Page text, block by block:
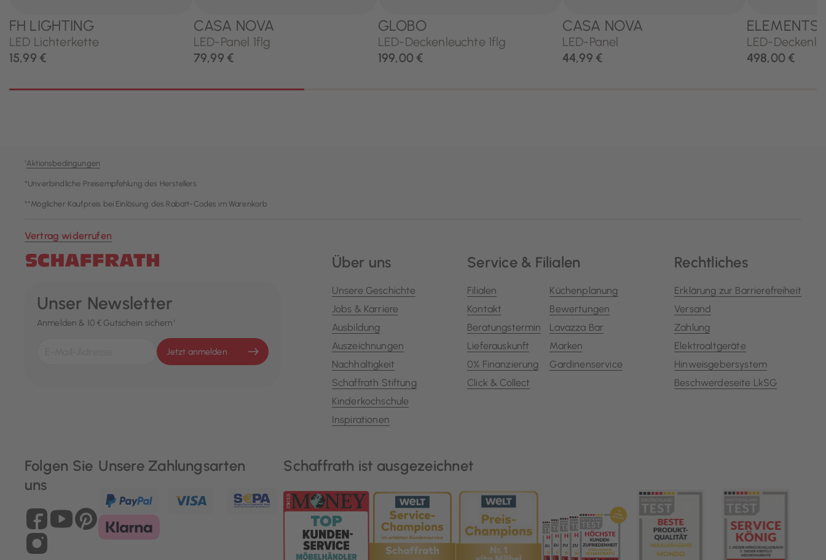
¹Aktionsbedingungen
*Unverbindliche Preisempfehlung des Herstellers
**Möglicher Kaufpreis bei Einlösung des Rabatt-Codes im Warenkorb
Vertrag widerrufen
Unser Newsletter
Anmelden & 10 € Gutschein sichern¹
Jetzt anmelden
Über uns
Unsere Geschichte
Jobs & Karriere
Ausbildung
Auszeichnungen
Nachhaltigkeit
Schaffrath Stiftung
Kinderkochschule
Inspirationen
Service & Filialen
Filialen
Kontakt
Beratungstermin
Lieferauskunft
0% Finanzierung
Click & Collect
Küchenplanung
Bewertungen
Lavazza Bar
Marken
Gardinenservice
Rechtliches
Erklärung zur Barrierefreiheit
Versand
Zahlung
Elektroaltgeräte
Hinweisgebersystem
Beschwerdeseite LkSG
Folgen Sie
uns
Unsere Zahlungsarten Schaffrath ist ausgezeichnet